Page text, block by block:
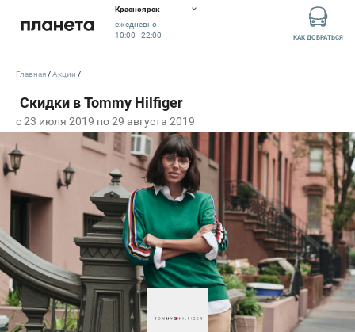
Красноярск
ежедневно
10:00 - 22:00
КАК ДОБРАТЬСЯ
c 23 июля 2019 по 29 августа 2019
Главная Акции